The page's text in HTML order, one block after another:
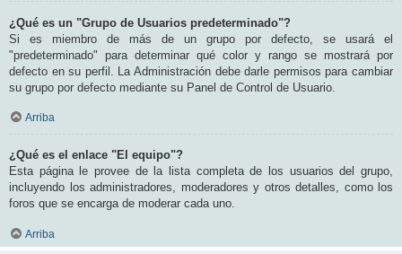
¿Qué es un "Grupo de Usuarios predeterminado"?
Si es miembro de más de un grupo por defecto, se usará el
"predeterminado" para determinar qué color y rango se mostrará por
defecto en su perfil. La Administración debe darle permisos para cambiar
su grupo por defecto mediante su Panel de Control de Usuario.
Arriba
¿Qué es el enlace "El equipo"?
Esta página le provee de la lista completa de los usuarios del grupo,
incluyendo los administradores, moderadores y otros detalles, como los
foros que se encarga de moderar cada uno.
Arriba